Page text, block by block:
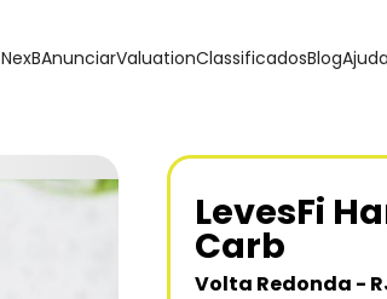
NexBAnunciarValuationClassificadosBlogAjuda
LevesFi
Carb
Volta Redonda -